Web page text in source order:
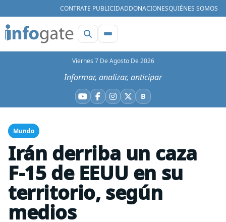
CONTRATE PUBLICIDADDONACIONESQUIÉNES SOMOS
Viernes 7 De Agosto De 2026
Informar, analizar, anticipar
YouTube
Facebook
Instagram
X BBluesky
Mundo
Irán derriba un caza
F-15 de EEUU en su
territorio, según
medios